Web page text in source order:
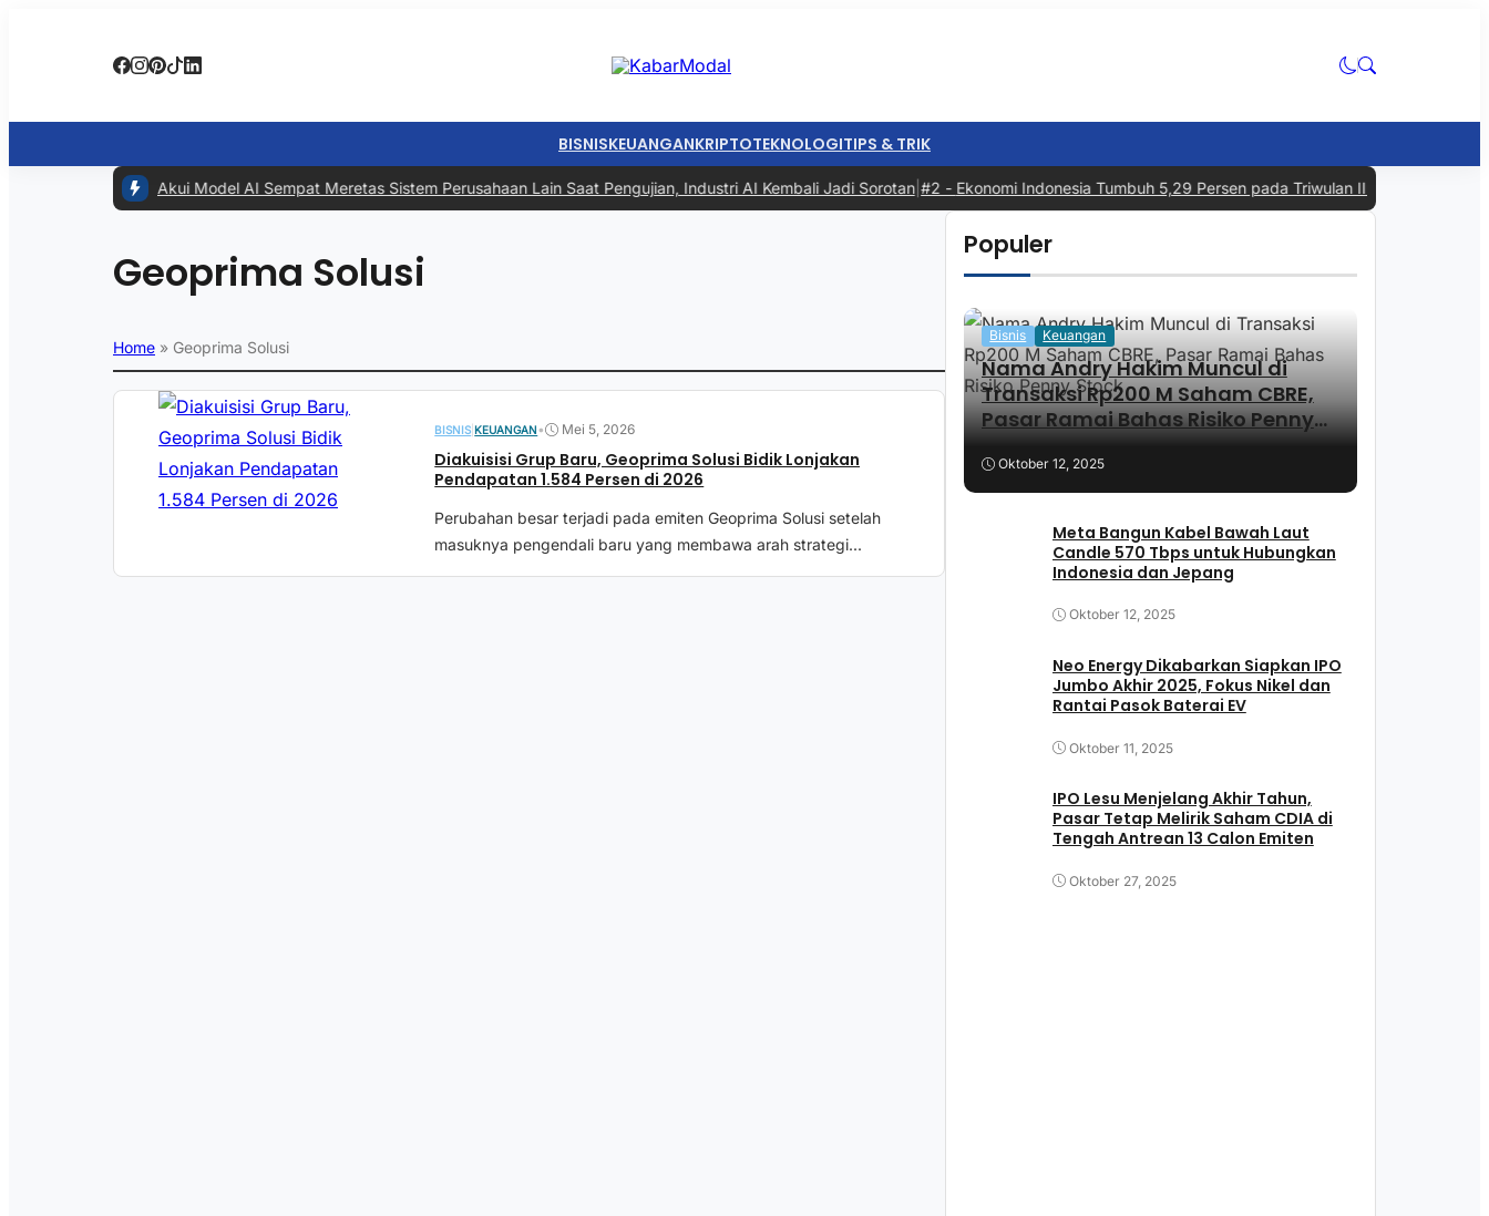
BISNISKEUANGANKRIPTOTEKNOLOGITIPS & TRIK
Meta Akui Model AI Sempat Meretas Sistem Perusahaan Lain Saat Pengujian, Industri AI Kembali Jadi Sorotan|#2 -Ekonomi Indonesia Tumbuh 5,29 Persen pada Triwulan II 2026, Tertinggi
Geoprima Solusi
Home » Geoprima Solusi
BISNIS |KEUANGAN• Mei 5, 2026
Diakuisisi Grup Baru, Geoprima Solusi Bidik Lonjakan
Pendapatan 1.584 Persen di 2026
Perubahan besar terjadi pada emiten Geoprima Solusi setelah
masuknya pengendali baru yang membawa arah strategi...
Populer
Bisnis Keuangan
Nama Andry Hakim Muncul di
Transaksi Rp200 M Saham CBRE,
Pasar Ramai Bahas Risiko Penny
Stock
Oktober 12, 2025
Meta Bangun Kabel Bawah Laut
Candle 570 Tbps untuk Hubungkan
Indonesia dan Jepang
Oktober 12, 2025
Neo Energy Dikabarkan Siapkan IPO
Jumbo Akhir 2025, Fokus Nikel dan
Rantai Pasok Baterai EV
Oktober 11, 2025
IPO Lesu Menjelang Akhir Tahun,
Pasar Tetap Melirik Saham CDIA di
Tengah Antrean 13 Calon Emiten
Oktober 27, 2025